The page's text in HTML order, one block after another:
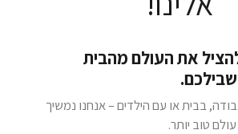
את העולם מהבית
בבית או עם הילדים – אנחנו נמשיך
טוב יותר.